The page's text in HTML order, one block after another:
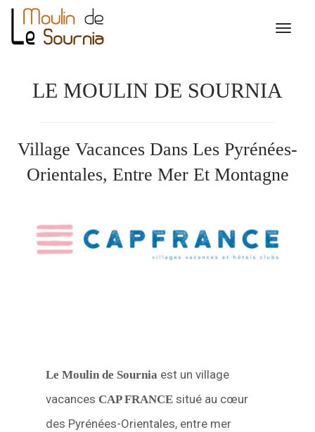
LE MOULIN DE SOURNIA
Village Vacances Dans Les Pyrénées-
Orientales, Entre Mer Et Montagne
Le Moulin de Sournia est un village
vacances CAP FRANCE situé au cœur
des Pyrénées-Orientales, entre mer